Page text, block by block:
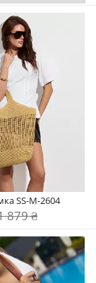
SS-M-2604
879 ₴